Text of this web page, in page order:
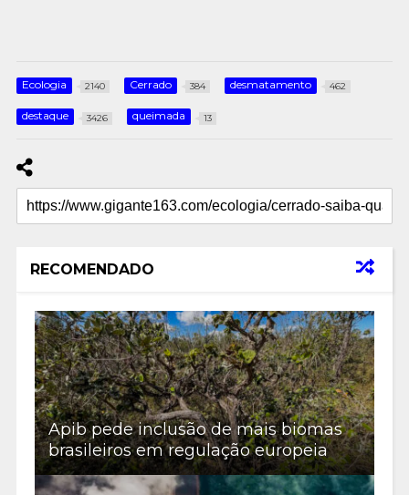
Ecologia 2140 Cerrado 384 desmatamento 462
destaque 3426 queimada 13
RECOMENDADO
Apib pede inclusão de mais biomas
brasileiros em regulação europeia